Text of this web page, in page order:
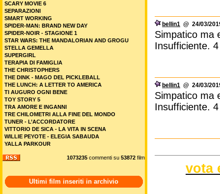
bellin1 @ 24/03/
Simpatico ma
Insufficiente.
bellin1 @ 24/03/
Simpatico ma
Insufficiente.
vota
SCARY MOVIE 6
SEPARAZIONI
SMART WORKING
SPIDER-MAN: BRAND NEW DAY
SPIDER-NOIR - STAGIONE 1
STAR WARS: THE MANDALORIAN AND GROGU
STELLA GEMELLA
SUPERGIRL
TERAPIA DI FAMIGLIA
THE CHRISTOPHERS
THE DINK - MAGO DEL PICKLEBALL
THE LUNCH: A LETTER TO AMERICA
TI AUGURO OGNI BENE
TOY STORY 5
TRA AMORE E INGANNI
TRE CHILOMETRI ALLA FINE DEL MONDO
TUNER - L’ACCORDATORE
VITTORIO DE SICA - LA VITA IN SCENA
WILLIE PEYOTE - ELEGIA SABAUDA
YALLA PARKOUR
1073235 commenti su 53872 film
Ultimi film inseriti in archivio